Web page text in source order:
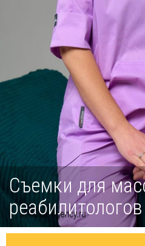
Съемки для
реабилитологов